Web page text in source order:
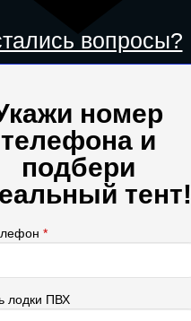
вопросы?
номер
телефона и
подбери
тент!
*
лодки ПВХ